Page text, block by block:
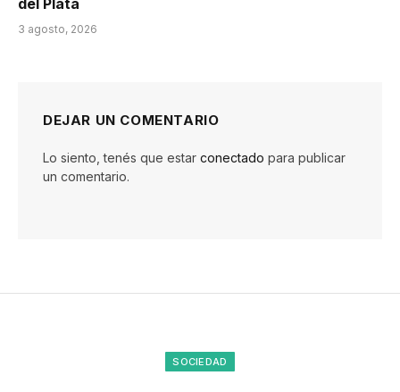
del Plata
3 agosto, 2026
DEJAR UN COMENTARIO
Lo siento, tenés que estar conectado para publicar
un comentario.
SOCIEDAD